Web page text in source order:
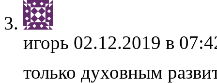
игорь 02.12.2019 в
только духовным